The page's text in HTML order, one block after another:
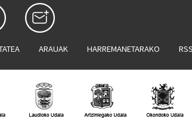
ARAUAK HARREMANETARAKO RSS